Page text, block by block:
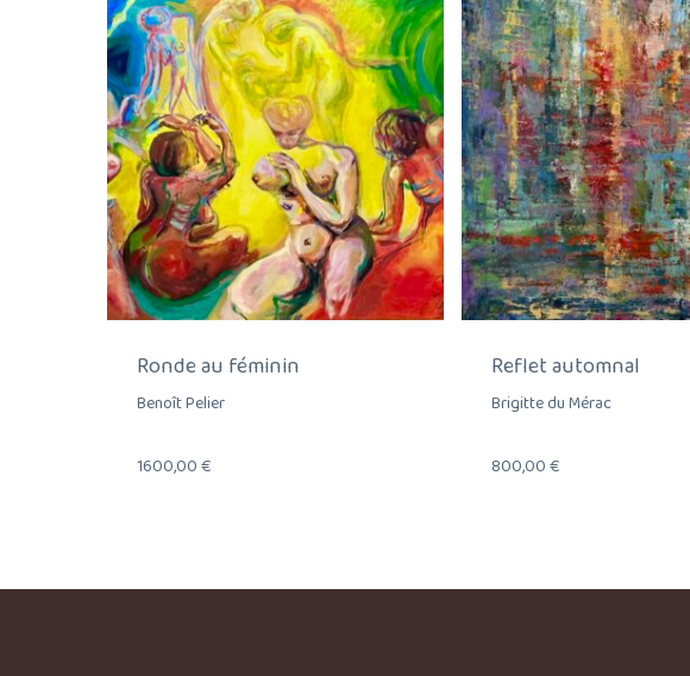
Ronde au féminin
Benoît Pelier
1600,00€
Reflet automnal
Brigitte du Mérac
800,00€